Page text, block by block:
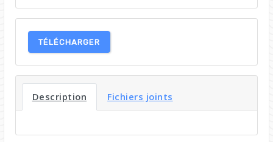
TÉLÉCHARGER
Description Fichiers joints